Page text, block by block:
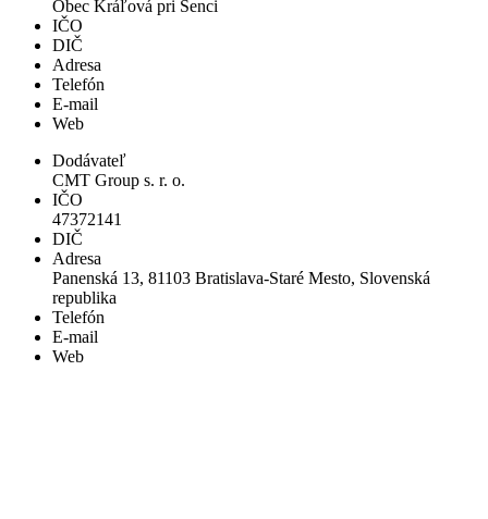
Obec Kráľová pri Senci
IČO
DIČ
Adresa
Telefón
E-mail
Web
Dodávateľ
CMT Group s. r. o.
IČO
47372141
DIČ
Adresa
Panenská 13, 81103 Bratislava-Staré Mesto, Slovenská
republika
Telefón
E-mail
Web